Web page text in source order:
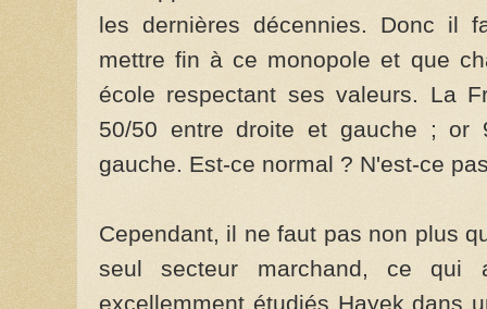
les dernières décennies. Donc il
mettre fin à ce monopole et que
école respectant ses valeurs. La
50/50 entre droite et gauche ; or
gauche. Est-ce normal ? N'est-ce
Cependant, il ne faut pas non plus
seul secteur marchand, ce qui
excellemment étudiés Hayek dans